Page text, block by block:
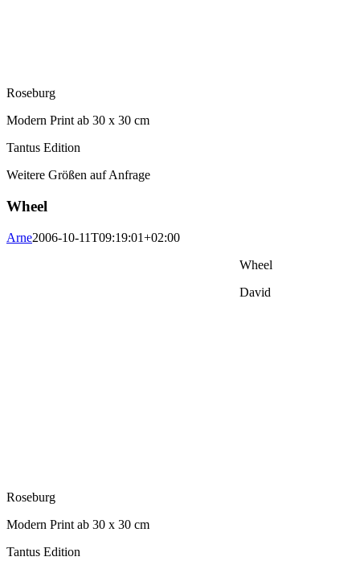
Roseburg
Modern Print ab 30 x 30 cm
Tantus Edition
Weitere Größen auf Anfrage
Wheel
Arne2006-10-11T09:19:01+02:00
Wheel
David
Roseburg
Modern Print ab 30 x 30 cm
Tantus Edition